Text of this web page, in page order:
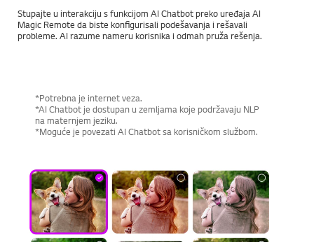
Stupajte u interakciju s funkcijom AI Chatbot preko uređaja AI
Magic Remote da biste konfigurisali podešavanja i rešavali
probleme. AI razume nameru korisnika i odmah pruža rešenja.
*Potrebna je internet veza.
*AI Chatbot je dostupan u zemljama koje podržavaju NLP
na maternjem jeziku.
*Moguće je povezati AI Chatbot sa korisničkom službom.